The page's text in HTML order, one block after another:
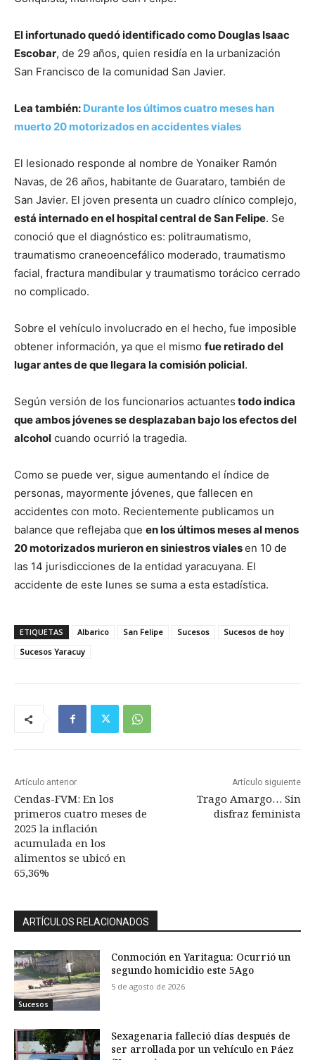
El infortunado quedó identificado como Douglas Isaac
Escobar, de 29 años, quien residía en la urbanización
San Francisco de la comunidad San Javier.
Lea también: Durante los últimos cuatro meses han
muerto 20 motorizados en accidentes viales
El lesionado responde al nombre de Yonaiker Ramón
Navas, de 26 años, habitante de Guarataro, también de
San Javier. El joven presenta un cuadro clínico complejo,
está internado en el hospital central de San Felipe. Se
conoció que el diagnóstico es: politraumatismo,
traumatismo craneoencefálico moderado, traumatismo
facial, fractura mandibular y traumatismo torácico cerrado
no complicado.
Sobre el vehículo involucrado en el hecho, fue imposible
obtener información, ya que el mismo fue retirado del
lugar antes de que llegara la comisión policial.
Según versión de los funcionarios actuantes todo indica
que ambos jóvenes se desplazaban bajo los efectos del
alcohol cuando ocurrió la tragedia.
Como se puede ver, sigue aumentando el índice de
personas, mayormente jóvenes, que fallecen en
accidentes con moto. Recientemente publicamos un
balance que reflejaba que en los últimos meses al menos
20 motorizados murieron en siniestros vialesen 10 de
las 14 jurisdicciones de la entidad yaracuyana. El
accidente de este lunes se suma a esta estadística.
ETIQUETAS Albarico San Felipe Sucesos
Sucesos de hoy
Sucesos Yaracuy
Artículo anterior
Cendas-FVM: En los
primeros cuatro meses de
2025 la inflación
acumulada en los
alimentos se ubicó en
65,36%
Artículo siguiente
Trago Amargo… Sin
disfraz feminista
ARTÍCULOS RELACIONADOS
Sucesos
Conmoción en Yaritagua: Ocurrió un
segundo homicidio este 5Ago
5 de agosto de 2026
Sexagenaria falleció días después de
ser arrollada por un vehículo en Páez